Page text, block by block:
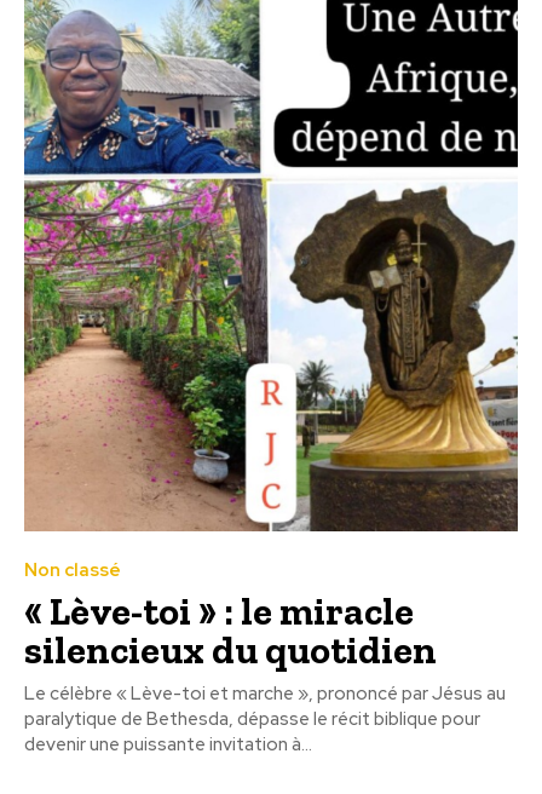
Non classé
« Lève-toi » : le miracle
silencieux du quotidien
Le célèbre « Lève-toi et marche », prononcé par Jésus au
paralytique de Bethesda, dépasse le récit biblique pour
devenir une puissante invitation à...